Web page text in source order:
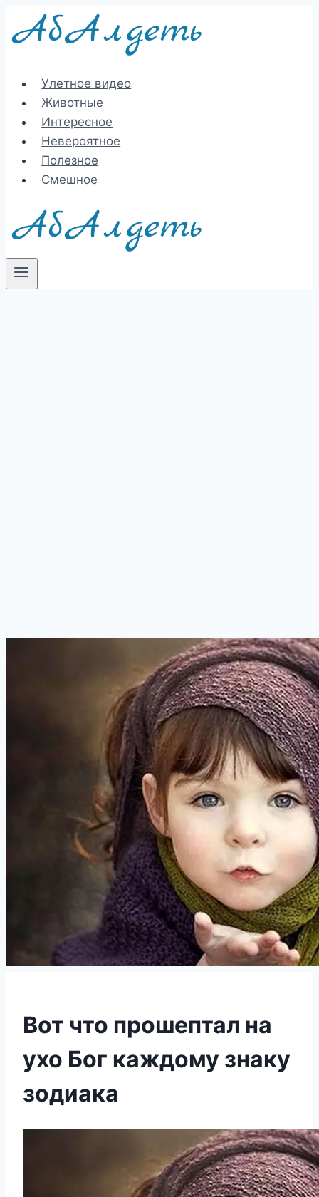
Перейти
Улетное видео
Животные
Интересное
Невероятное
Полезное
Смешное
Вот что прошептал на
ухо Бог каждому знаку
зодиака